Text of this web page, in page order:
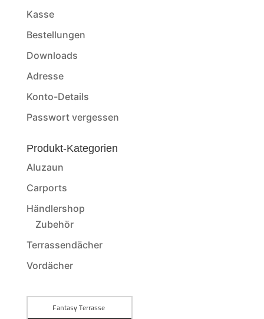
Kasse
Bestellungen
Downloads
Adresse
Konto-Details
Passwort vergessen
Produkt-Kategorien
Aluzaun
Carports
Händlershop
Zubehör
Terrassendächer
Vordächer